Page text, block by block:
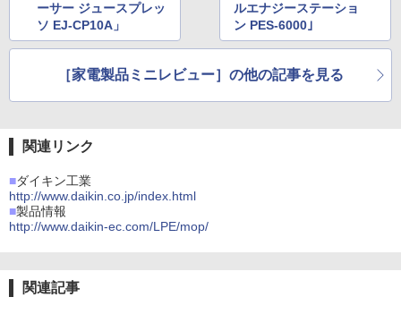
ーサー ジュースプレッ
ソ EJ-CP10A」
ルエナジーステーショ
ン PES-6000｣
［家電製品ミニレビュー］の他の記事を見る
関連リンク
■ダイキン工業
http://www.daikin.co.jp/index.html
■製品情報
http://www.daikin-ec.com/LPE/mop/
関連記事